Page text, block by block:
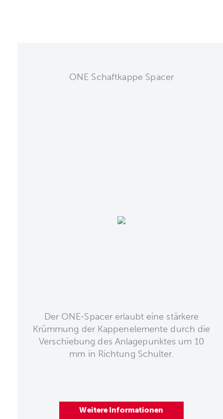
ONE Schaftkappe Spacer
Der ONE-Spacer erlaubt eine stärkere
Krümmung der Kappenelemente durch die
Verschiebung des Anlagepunktes um 10
mm in Richtung Schulter.
Weitere Informationen